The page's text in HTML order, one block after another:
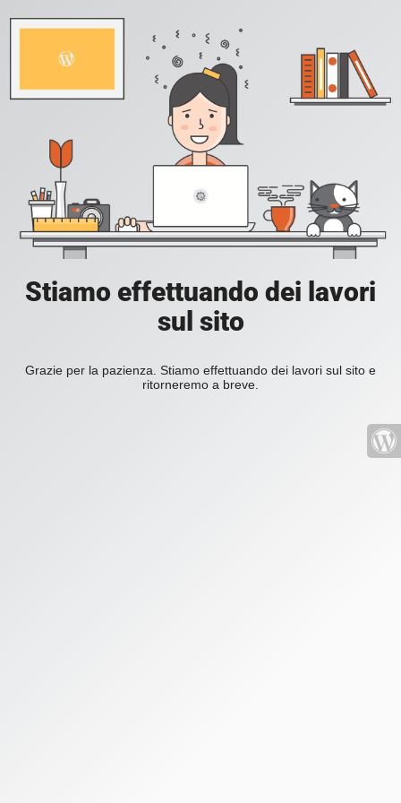
Stiamo effettuando dei lavori
sul sito
Grazie per la pazienza. Stiamo effettuando dei lavori sul sito e
ritorneremo a breve.